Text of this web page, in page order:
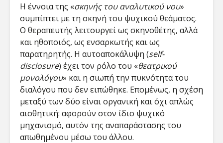
Η έννοια της «σκηνής του αναλυτικού νου»
συμπίπτει με τη σκηνή του ψυχικού θεάματος.
Ο θεραπευτής λειτουργεί ως σκηνοθέτης, αλλά
και ηθοποιός, ως ενσαρκωτής και ως
παρατηρητής. Η αυτοαποκάλυψη (self-
disclosure) έχει τον ρόλο του «θεατρικού
μονολόγου» και η σιωπή την πυκνότητα του
διαλόγου που δεν ειπώθηκε. Επομένως, η σχέση
μεταξύ των δύο είναι οργανική και όχι απλώς
αισθητική: αφορούν στον ίδιο ψυχικό
μηχανισμό, αυτόν της αναπαράστασης του
απωθημένου μέσω του άλλου.